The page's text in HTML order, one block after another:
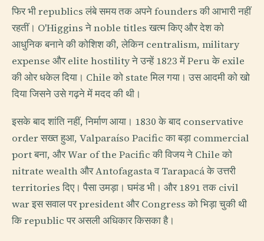
फिर भी republics लंबे समय तक अपने founders की आभारी नहीं
रहतीं। O'Higgins ने noble titles खत्म किए और देश को
आधुनिक बनाने की कोशिश की, लेकिन centralism, military
expense और elite hostility ने उन्हें 1823 में Peru के exile
की ओर धकेल दिया। Chile को state मिल गया। उस आदमी को खो
दिया जिसने उसे गढ़ने में मदद की थी।
इसके बाद शांति नहीं, निर्माण आया। 1830 के बाद conservative
order सख्त हुआ, Valparaíso Pacific का बड़ा commercial
port बना, और War of the Pacific की विजय ने Chile को
nitrate wealth और Antofagasta व Tarapacá के उत्तरी
territories दिए। पैसा उमड़ा। घमंड भी। और 1891 तक civil
war इस सवाल पर president और Congress को भिड़ा चुकी थी
कि republic पर असली अधिकार किसका है।